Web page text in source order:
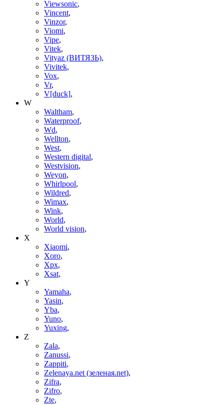
Viewsonic,
Vincent,
Vinzor,
Viomi,
Vipe,
Vitek,
Vityaz (ВИТЯЗЬ),
Vivitek,
Vox,
Vr,
V[duck],
W
Waltham,
Waterproof,
Wd,
Wellton,
West,
Western digital,
Westvision,
Weyon,
Whirlpool,
Wildred,
Wimax,
Wink,
World,
World vision,
X
Xiaomi,
Xoro,
Xpx,
Xsat,
Y
Yamaha,
Yasin,
Yba,
Yuno,
Yuxing,
Z
Zala,
Zanussi,
Zappiti,
Zelenaya.net (зеленая.net),
Zifra,
Zifro,
Zte,